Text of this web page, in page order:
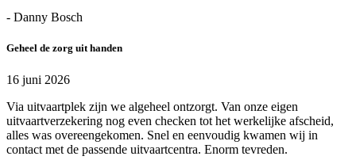
- Danny Bosch
Geheel de zorg uit handen
16 juni 2026
Via uitvaartplek zijn we algeheel ontzorgt. Van onze eigen
uitvaartverzekering nog even checken tot het werkelijke afscheid,
alles was overeengekomen. Snel en eenvoudig kwamen wij in
contact met de passende uitvaartcentra. Enorm tevreden.